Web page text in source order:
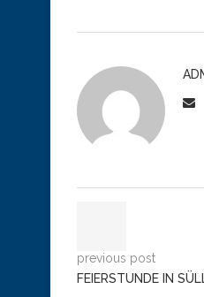
previous post
FEIERSTUNDE IN